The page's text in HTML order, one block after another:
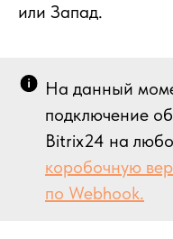
или Запад.
На данный
подключение
Bitrix24 на
коробочную
по Webhook.